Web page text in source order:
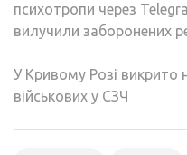
психотропи через
вилучили заборонених
У Кривому Розі викрито
військових у СЗЧ